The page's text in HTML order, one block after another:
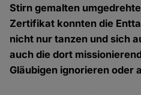
Stirn gemalten
Zertifikat konnten die
nicht nur tanzen und sich
auch die dort
Gläubigen ignorieren oder